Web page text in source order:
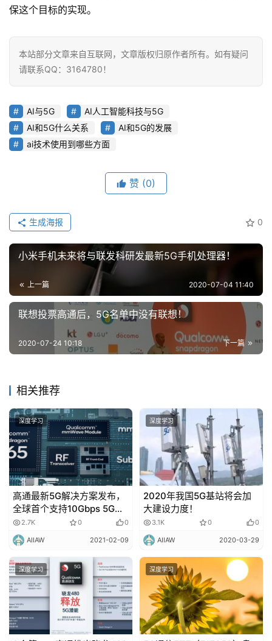
界
人
能
深
云
算
未
来
医
驾
驶
智
慧
城
市
更
内
容
保这个目标的实现。
本站部分文章来自互联网，文章版权归原作者所有。如有疑问
请联系QQ：3164780！
AI与5G
AI人工智能科技与5G
AI和5G什么关系
AI和5G的发展
ai技术使用到哪些方面
赞 (0)
0
生成海报
小米手机未来将与联发科研发最新5G手机处理器！
上一篇 2020-07-04 11:40
联想投票高通后，5G名单中没有联想！
下一篇
2020-07-24 10:18
相关推荐
深度学习
高通最新5G解决方案发布，
全球首个支持10Gbps 5G速
率的射频系统和调制解调
器！
2.7K 0 0
AIIAW 2021-02-09
深度学习
2020年我国5G基站将会加
大建设力度！
3.1K 0 0
AIIAW 2020-03-29
深度学习 深度学习